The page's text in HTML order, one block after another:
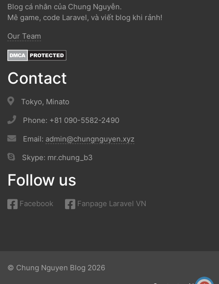
Blog cá nhân của Chung Nguyễn.
Mê game, code Laravel, và viết blog khi rảnh!
Our Team
Contact
Tokyo, Minato
Phone: +81 090-5582-2490
Email: admin@chungnguyen.xyz
Skype: mr.chung_b3
Follow us
Facebook Fanpage Laravel VN
© Chung Nguyen Blog 2026